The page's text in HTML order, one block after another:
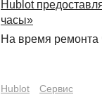
Hublot
часы»
На время ремонта
Hublot Сервис